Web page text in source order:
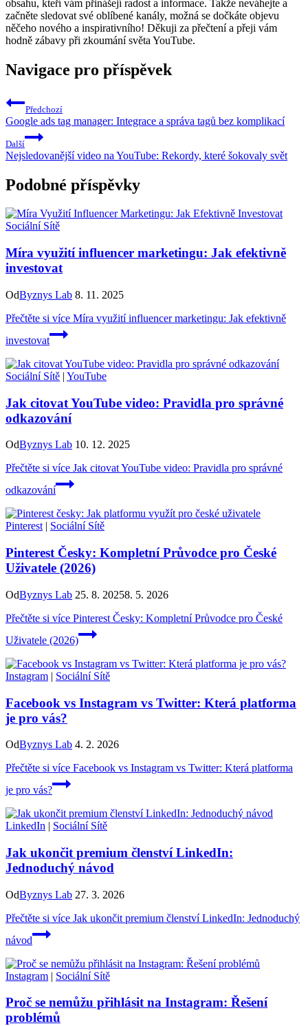
obsahu, kteří vám přinášejí radost a informace. Takže neváhejte a
začněte sledovat své oblíbené kanály, možná se dočkáte objevu
něčeho nového a inspirativního! Děkuji za přečtení a přeji vám
hodně zábavy při zkoumání světa YouTube.
Navigace pro příspěvek
Předchozí
Google ads tag manager: Integrace a správa tagů bez komplikací
Další
Nejsledovanější video na YouTube: Rekordy, které šokovaly svět
Podobné příspěvky
Sociální Sítě
Míra využití influencer marketingu: Jak efektivně
investovat
OdByznys Lab 8. 11. 2025
Přečtěte si více Míra využití influencer marketingu: Jak efektivně
investovat
Sociální Sítě | YouTube
Jak citovat YouTube video: Pravidla pro správné
odkazování
OdByznys Lab 10. 12. 2025
Přečtěte si více Jak citovat YouTube video: Pravidla pro správné
odkazování
Pinterest | Sociální Sítě
Pinterest Česky: Kompletní Průvodce pro České
Uživatele (2026)
OdByznys Lab 25. 8. 20258. 5. 2026
Přečtěte si více Pinterest Česky: Kompletní Průvodce pro České
Uživatele (2026)
Instagram | Sociální Sítě
Facebook vs Instagram vs Twitter: Která platforma
je pro vás?
OdByznys Lab 4. 2. 2026
Přečtěte si více Facebook vs Instagram vs Twitter: Která platforma
je pro vás?
LinkedIn | Sociální Sítě
Jak ukončit premium členství LinkedIn:
Jednoduchý návod
OdByznys Lab 27. 3. 2026
Přečtěte si více Jak ukončit premium členství LinkedIn: Jednoduchý
návod
Instagram | Sociální Sítě
Proč se nemůžu přihlásit na Instagram: Řešení
problémů